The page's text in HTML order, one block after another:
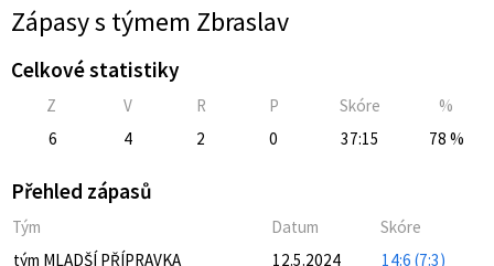
Zápasy s týmem Zbraslav
Celkové statistiky
Z V R P Skóre
%
6
4 2 0 37:15 78 %
Přehled zápasů
Tým Datum
Skóre
tým MLADŠÍ PŘÍPRAVKA
12.5.2024 14:6 (7:3)